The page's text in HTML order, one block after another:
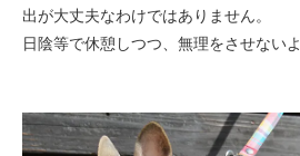
出が大丈夫なわけではありません。
日陰等で休憩しつつ、無理をさせない